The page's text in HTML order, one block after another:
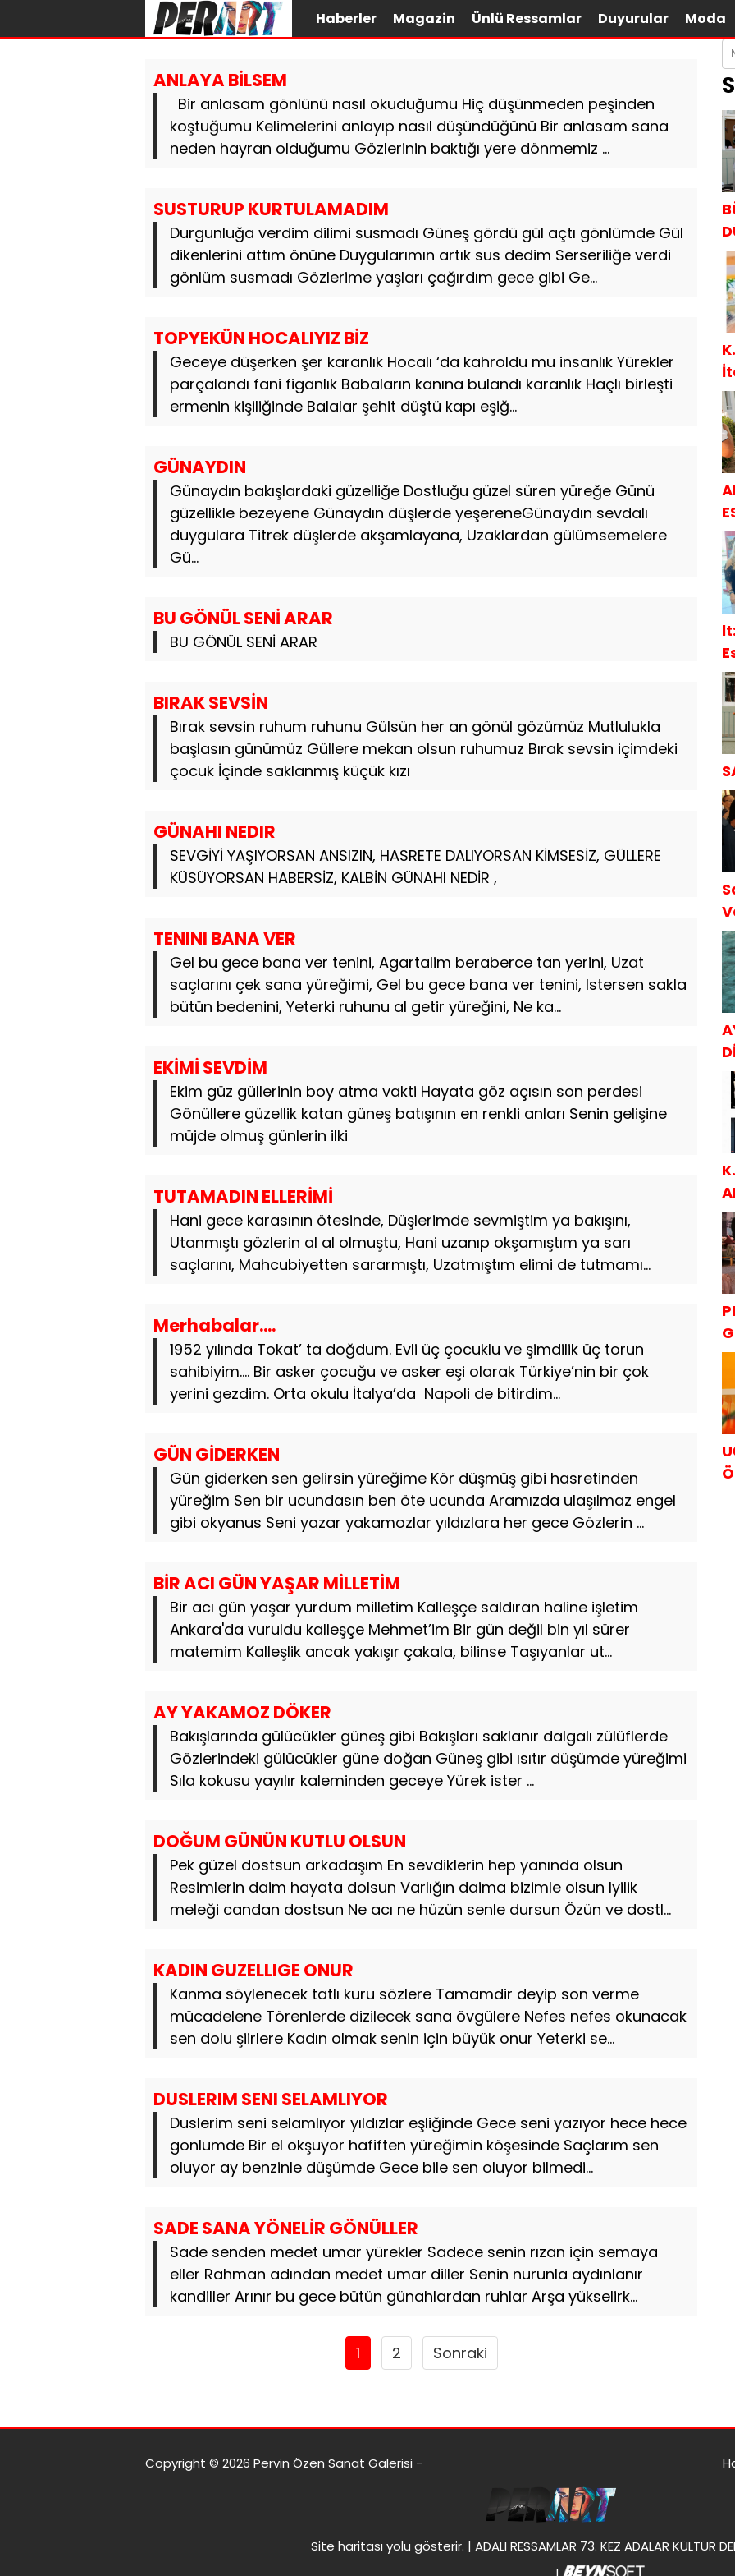
Haberler Magazin Ünlü Ressamlar Duyurular Moda
ANLAYA BİLSEM
Bir anlasam gönlünü nasıl okuduğumu Hiç düşünmeden peşinden
koştuğumu Kelimelerini anlayıp nasıl düşündüğünü Bir anlasam sana
neden hayran olduğumu Gözlerinin baktığı yere dönmemiz ...
SUSTURUP KURTULAMADIM
Durgunluğa verdim dilimi susmadı Güneş gördü gül açtı gönlümde Gül
dikenlerini attım önüne Duygularımın artık sus dedim Serseriliğe verdi
gönlüm susmadı Gözlerime yaşları çağırdım gece gibi Ge...
TOPYEKÜN HOCALIYIZ BİZ
Geceye düşerken şer karanlık Hocalı ‘da kahroldu mu insanlık Yürekler
parçalandı fani figanlık Babaların kanına bulandı karanlık Haçlı birleşti
ermenin kişiliğinde Balalar şehit düştü kapı eşiğ...
GÜNAYDIN
Günaydın bakışlardaki güzelliğe Dostluğu güzel süren yüreğe Günü
güzellikle bezeyene Günaydın düşlerde yeşereneGünaydın sevdalı
duygulara Titrek düşlerde akşamlayana, Uzaklardan gülümsemelere
Gü...
BU GÖNÜL SENİ ARAR
BU GÖNÜL SENİ ARAR
BIRAK SEVSİN
Bırak sevsin ruhum ruhunu Gülsün her an gönül gözümüz Mutlulukla
başlasın günümüz Güllere mekan olsun ruhumuz Bırak sevsin içimdeki
çocuk İçinde saklanmış küçük kızı
GÜNAHI NEDIR
SEVGİYİ YAŞIYORSAN ANSIZIN, HASRETE DALIYORSAN KİMSESİZ, GÜLLERE
KÜSÜYORSAN HABERSİZ, KALBİN GÜNAHI NEDİR ,
TENINI BANA VER
Gel bu gece bana ver tenini, Agartalim beraberce tan yerini, Uzat
saçlarını çek sana yüreğimi, Gel bu gece bana ver tenini, Istersen sakla
bütün bedenini, Yeterki ruhunu al getir yüreğini, Ne ka...
EKİMİ SEVDİM
Ekim güz güllerinin boy atma vakti Hayata göz açısın son perdesi
Gönüllere güzellik katan güneş batışının en renkli anları Senin gelişine
müjde olmuş günlerin ilki
TUTAMADIN ELLERİMİ
Hani gece karasının ötesinde, Düşlerimde sevmiştim ya bakışını,
Utanmıştı gözlerin al al olmuştu, Hani uzanıp okşamıştım ya sarı
saçlarını, Mahcubiyetten sararmıştı, Uzatmıştım elimi de tutmamı...
Merhabalar….
1952 yılında Tokat’ ta doğdum. Evli üç çocuklu ve şimdilik üç torun
sahibiyim.... Bir asker çocuğu ve asker eşi olarak Türkiye’nin bir çok
yerini gezdim. Orta okulu İtalya’da Napoli de bitirdim...
GÜN GİDERKEN
Gün giderken sen gelirsin yüreğime Kör düşmüş gibi hasretinden
yüreğim Sen bir ucundasın ben öte ucunda Aramızda ulaşılmaz engel
gibi okyanus Seni yazar yakamozlar yıldızlara her gece Gözlerin ...
BİR ACI GÜN YAŞAR MİLLETİM
Bir acı gün yaşar yurdum milletim Kalleşçe saldıran haline işletim
Ankara'da vuruldu kalleşçe Mehmet’im Bir gün değil bin yıl sürer
matemim Kalleşlik ancak yakışır çakala, bilinse Taşıyanlar ut...
AY YAKAMOZ DÖKER
Bakışlarında gülücükler güneş gibi Bakışları saklanır dalgalı zülüflerde
Gözlerindeki gülücükler güne doğan Güneş gibi ısıtır düşümde yüreğimi
Sıla kokusu yayılır kaleminden geceye Yürek ister ...
DOĞUM GÜNÜN KUTLU OLSUN
Pek güzel dostsun arkadaşım En sevdiklerin hep yanında olsun
Resimlerin daim hayata dolsun Varlığın daima bizimle olsun Iyilik
meleği candan dostsun Ne acı ne hüzün senle dursun Özün ve dostl...
KADIN GUZELLIGE ONUR
Kanma söylenecek tatlı kuru sözlere Tamamdir deyip son verme
mücadelene Törenlerde dizilecek sana övgülere Nefes nefes okunacak
sen dolu şiirlere Kadın olmak senin için büyük onur Yeterki se...
DUSLERIM SENI SELAMLIYOR
Duslerim seni selamlıyor yıldızlar eşliğinde Gece seni yazıyor hece hece
gonlumde Bir el okşuyor hafiften yüreğimin köşesinde Saçlarım sen
oluyor ay benzinle düşümde Gece bile sen oluyor bilmedi...
SADE SANA YÖNELİR GÖNÜLLER
Sade senden medet umar yürekler Sadece senin rızan için semaya
eller Rahman adından medet umar diller Senin nurunla aydınlanır
kandiller Arınır bu gece bütün günahlardan ruhlar Arşa yükselirk...
1 2 Sonraki
Copyright © 2026 Pervin Özen Sanat Galerisi -
Site haritası yolu gösterir. | ADALI RESSAMLAR 73. KEZ ADALAR KÜLTÜR